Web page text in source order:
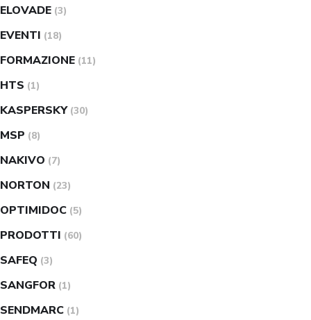
ELOVADE (3)
EVENTI (18)
FORMAZIONE (11)
HTS (1)
KASPERSKY (30)
MSP (8)
NAKIVO (7)
NORTON (23)
OPTIMIDOC (5)
PRODOTTI (60)
SAFEQ (3)
SANGFOR (1)
SENDMARC (1)